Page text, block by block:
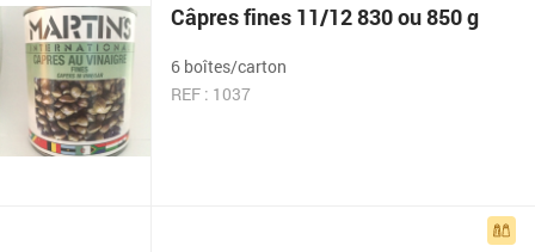
Câpres fines 11/12 830 ou 850 g
6 boîtes/carton
REF : 1037